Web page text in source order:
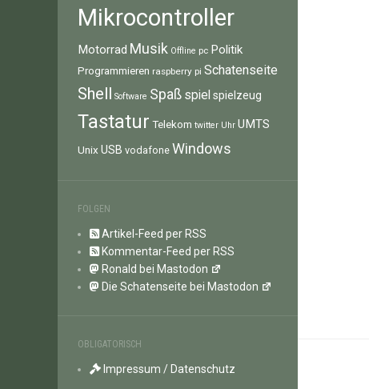
Mikrocontroller
Motorrad Musik Offline pc Politik
Programmieren raspberry pi Schatenseite
Shell Software Spaß spiel spielzeug
Tastatur Telekom twitter Uhr UMTS
Unix USB vodafone Windows
FOLGEN
Artikel-Feed per RSS
Kommentar-Feed per RSS
Ronald bei Mastodon
Die Schatenseite bei Mastodon
OBLIGATORISCH
Impressum / Datenschutz